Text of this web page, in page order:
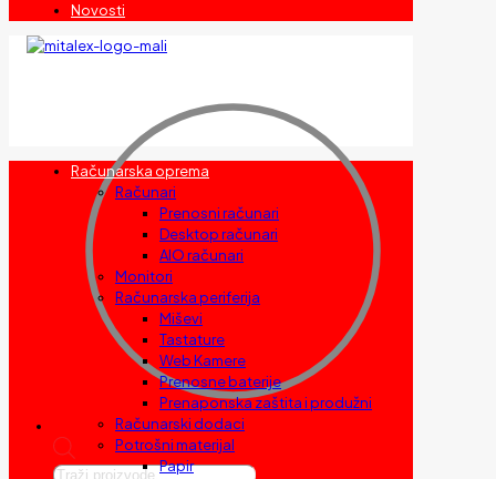
Novosti
Products
Računarska oprema
Računari
Prenosni računari
Desktop računari
AIO računari
Monitori
Računarska periferija
Miševi
Tastature
Web Kamere
Prenosne baterije
Prenaponska zaštita i produžni
Računarski dodaci
Potrošni materijal
Papir